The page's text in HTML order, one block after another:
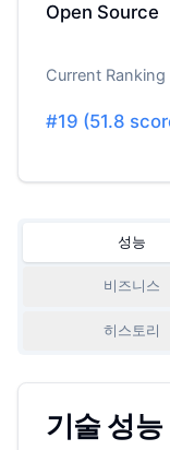
Open Source
Current Ranking
#19 (51.8
성능
비즈니스
히스토리
기술 성능